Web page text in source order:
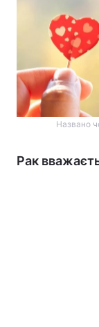
Названо
Рак